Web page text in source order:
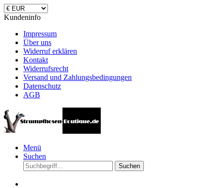
Kundeninfo
Impressum
Über uns
Widerruf erklären
Kontakt
Widerrufsrecht
Versand und Zahlungsbedingungen
Datenschutz
AGB
Menü
Suchen
Suchen